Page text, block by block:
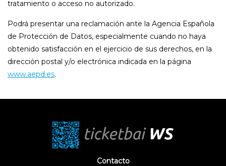
tratamiento o acceso no autorizado.
Podrá presentar una reclamación ante la Agencia Española
de Protección de Datos, especialmente cuando no haya
obtenido satisfacción en el ejercicio de sus derechos, en la
dirección postal y/o electrónica indicada en la página
www.aepd.es.
Contacto